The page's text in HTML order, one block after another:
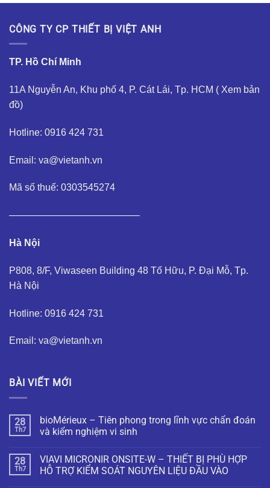
CÔNG TY CP THIẾT BỊ VIỆT ANH
TP. Hồ Chí Minh
11A Nguyễn An, Khu phố 4, P. Cát Lái, Tp. HCM ( Xem bản
đồ)
Hotline: 0916 424 731
Email: va@vietanh.vn
Mã số thuế: 0303545274
—————————————–
Hà Nội
P808, 8/F, Viwaseen Building 48 Tố Hữu, P. Đại Mỗ, Tp.
Hà Nội
Hotline: 0916 424 731
Email: va@vietanh.vn
BÀI VIẾT MỚI
28
Th7
bioMérieux – Tiên phong trong lĩnh vực chẩn đoán
và kiểm nghiệm vi sinh
28
Th7
VIAVI MICRONIR ONSITE-W – THIẾT BỊ PHÙ HỢP
HỖ TRỢ KIỂM SOÁT NGUYÊN LIỆU ĐẦU VÀO